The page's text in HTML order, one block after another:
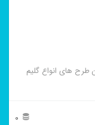
طرح های انواع گلیم
0